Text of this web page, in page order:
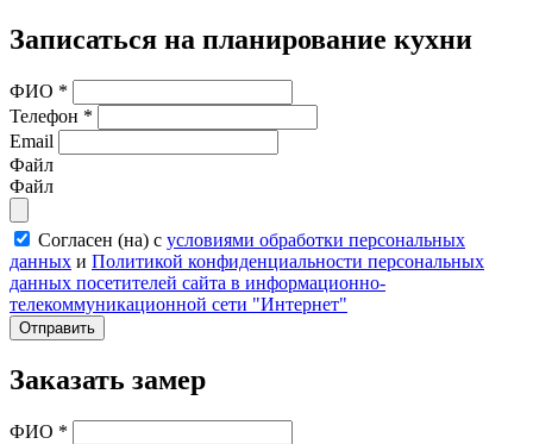
Записаться на планирование кухни
ФИО *
Телефон *
Email
Файл
Файл
Согласен (на) с условиями обработки персональных
данных и Политикой конфиденциальности персональных
данных посетителей сайта в информационно-
телекоммуникационной сети "Интернет"
Отправить
Заказать замер
ФИО *